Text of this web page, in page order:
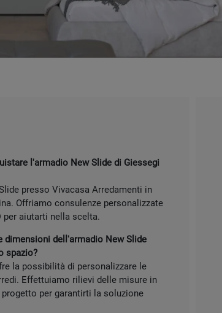
l'armadio New Slide di Giessegi
presso Vivacasa Arredamenti in
Offriamo consulenze personalizzate
per aiutarti nella scelta.
dimensioni dell'armadio New Slide
spazio?
la possibilità di personalizzare le
Effettuiamo rilievi delle misure in
per garantirti la soluzione